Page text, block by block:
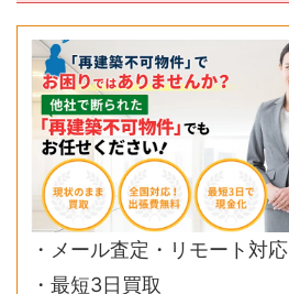
・メール査定・リモート対応
・最短3日買取